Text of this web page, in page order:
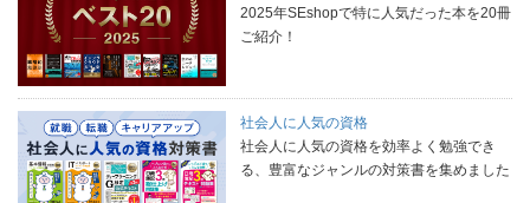
2025年SEshopで特に人気だった本を20冊
ご紹介！
社会人に人気の資格
社会人に人気の資格を効率よく勉強でき
る、豊富なジャンルの対策書を集めました